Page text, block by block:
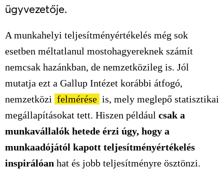
ügyvezetője.
A munkahelyi teljesítményértékelés még sok
esetben méltatlanul mostohagyereknek számít
nemcsak hazánkban, de nemzetközileg is. Jól
mutatja ezt a Gallup Intézet korábbi átfogó,
nemzetközi felmérése is, mely meglepő statisztikai
megállapításokat tett. Hiszen például csak a
munkavállalók hetede érzi úgy, hogy a
munkaadójától kapott teljesítményértékelés
inspirálóan hat és jobb teljesítményre ösztönzi.